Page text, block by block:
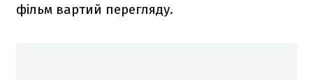
фільм вартий перегляду.